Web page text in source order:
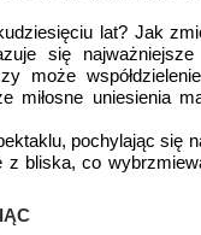
lat? Jak
się
może
miłosne uniesienia
pochylając się
z bliska, co